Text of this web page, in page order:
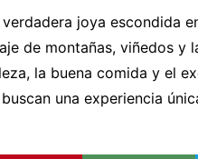
joya escondida
de montañas, viñedos y
la buena comida y el
una experiencia